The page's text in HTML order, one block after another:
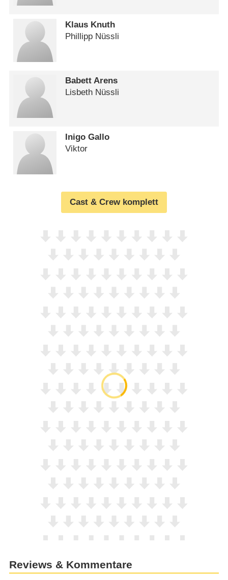
Klaus Knuth
Phillipp Nüssli
Babett Arens
Lisbeth Nüssli
Inigo Gallo
Viktor
Cast & Crew komplett
Reviews & Kommentare